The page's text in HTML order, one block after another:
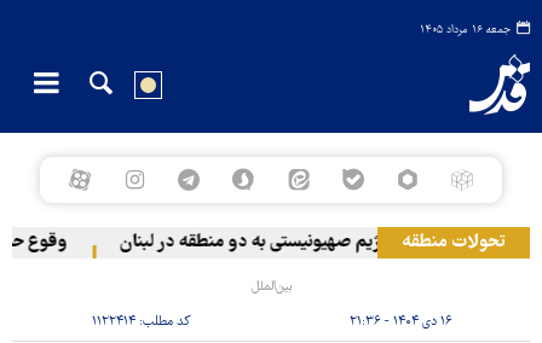
جمعه ۱۶ مرداد ۱۴۰۵
تحولات منطقهحمله رژیم صهیونیستی به دو منطقه در لبنان وقوع
بین‌الملل
۱۶ دی ۱۴۰۴ - ۲۱:۳۶ کد مطلب: ۱۱۲۲۴۱۴